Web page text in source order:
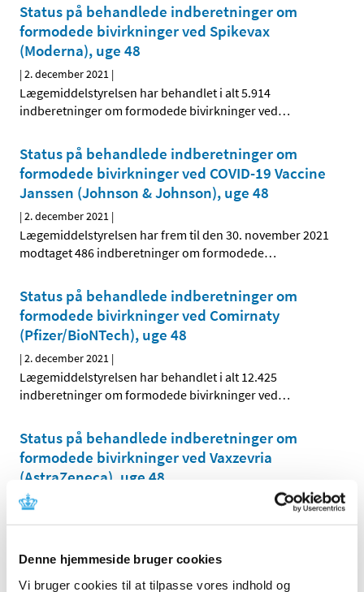
Denne hjemmeside bruger cookies
Vi bruger cookies til at tilpasse vores indhold og
Status på behandlede indberetninger om
formodede bivirkninger ved Spikevax
(Moderna), uge 48
|2. december 2021 |
Lægemiddelstyrelsen har behandlet i alt 5.914
indberetninger om formodede bivirkninger ved…
Status på behandlede indberetninger om
formodede bivirkninger ved COVID-19 Vaccine
Janssen (Johnson & Johnson), uge 48
|2. december 2021 |
Lægemiddelstyrelsen har frem til den 30. november 2021
modtaget 486 indberetninger om formodede…
Status på behandlede indberetninger om
formodede bivirkninger ved Comirnaty
(Pfizer/BioNTech), uge 48
|2. december 2021 |
Lægemiddelstyrelsen har behandlet i alt 12.425
indberetninger om formodede bivirkninger ved…
Status på behandlede indberetninger om
formodede bivirkninger ved Vaxzevria
(AstraZeneca), uge 48
|2. december 2021
Forsyningsvanskeligheder for Olbetam 250 mg